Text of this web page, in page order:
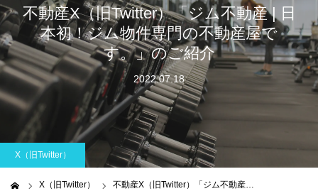
不動産X（旧Twitter）「ジム不動産 | 日
本初！ジム物件専門の不動産屋で
す。」のご紹介
2022.07.18
X（旧Twitter）
X（旧Twitter） 不動産X（旧Twitter）「ジム不動産…
キーマンインタビュー
不動産 YouTube
不動産 SNS
不動産関連調査
不動産事業者向けコラム